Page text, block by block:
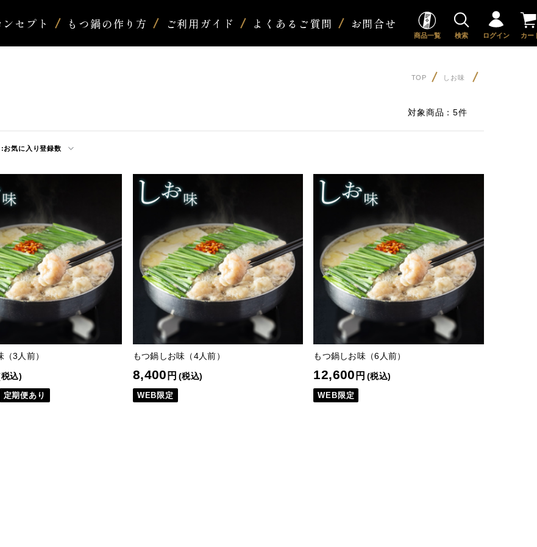
ンセプト もつ鍋の作り方 ご利用ガイド よくあるご質問 お問合せ
商品一覧 検索 ログイン カー
TOP しお味
対象商品：5件
:お気に入り登録数
3人前）
込)
定期便あり
もつ鍋しお味（4人前）
8,400 円 (税込)
WEB限定
もつ鍋しお味（6人前）
12,600 円 (税込)
WEB限定